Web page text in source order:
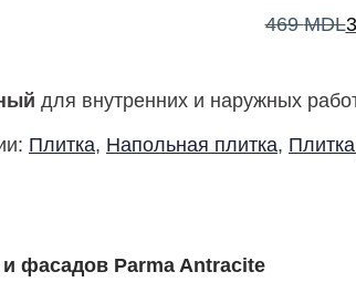
469MDL
для внутренних и наружных
Плитка, Напольная плитка,
фасадов Parma Antracite